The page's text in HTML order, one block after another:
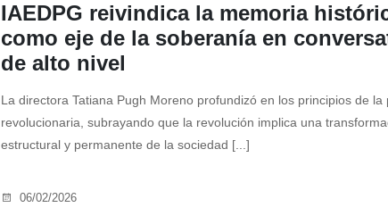
IAEDPG reivindica la memoria
como eje de la soberanía en
de alto nivel
La directora Tatiana Pugh Moreno profundizó en los principios de la
revolucionaria, subrayando que la revolución implica una
estructural y permanente de la sociedad [...]
06/02/2026